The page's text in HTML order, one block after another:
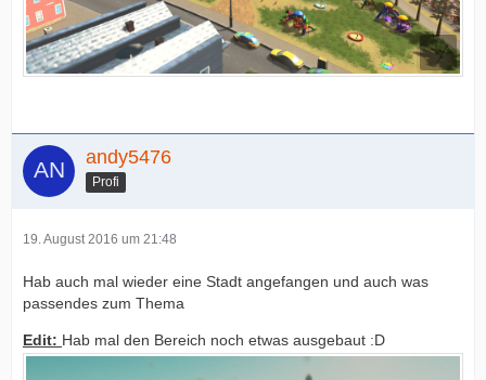
andy5476
Profi
19. August 2016 um 21:48
Hab auch mal wieder eine Stadt angefangen und auch was
passendes zum Thema
Edit: Hab mal den Bereich noch etwas ausgebaut :D